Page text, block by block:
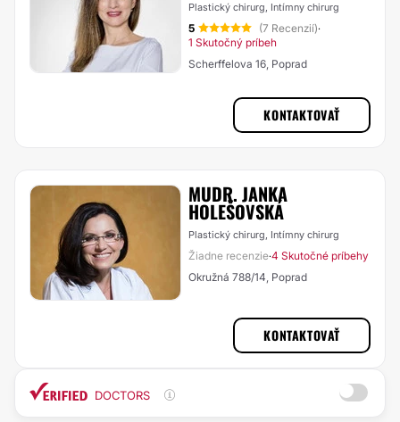
Plastický chirurg, Intímny chirurg
5 (7 Recenzií)·
1 Skutočný príbeh
Scherffelova 16, Poprad
KONTAKTOVAŤ
MUDR. JANKA
HOLEŠOVSKÁ
Plastický chirurg, Intímny chirurg
Žiadne recenzie·4 Skutočné príbehy
Okružná 788/14, Poprad
KONTAKTOVAŤ
DOCTORS